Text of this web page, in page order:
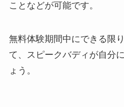
ことなどが可能です。
無料体験期間中にできる限
て、スピークバディが自分
ょう。